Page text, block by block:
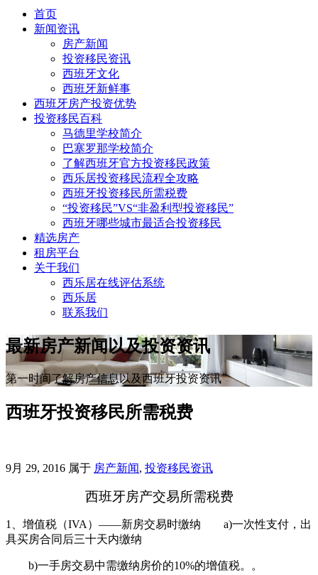
首页
新闻资讯
房产新闻
投资移民资讯
西班牙文化
西班牙新鲜事
西班牙房产投资优势
投资移民百科
马德里学校简介
巴塞罗那学校简介
了解西班牙官方投资移民政策
西乐居投资移民流程全攻略
西班牙投资移民所需税费
“投资移民”VS“非盈利型投资移民”
西班牙哪些城市最适合投资移民
精选房产
租房平台
关于我们
西乐居在线评估系统
西乐居
联系我们
最新房产新闻以及投资资讯
第一时间了解房产信息以及西班牙投资资讯
西班牙投资移民所需税费
9月 29, 2016 属于 房产新闻, 投资移民资讯
西班牙房产交易所需税费
1、增值税（IVA）——新房交易时缴纳 a)一次性支付，出
具买房合同后三十天内缴纳
b)一手房交易中需缴纳房价的10%的增值税。。